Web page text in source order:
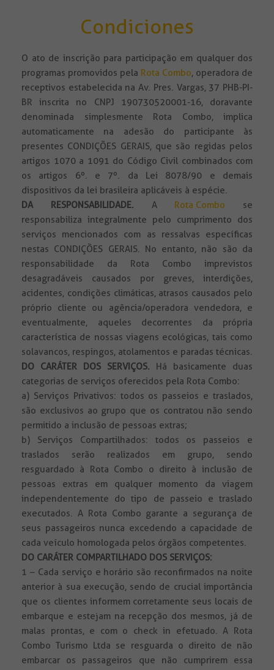
Condiciones
O ato de inscrição para participação em qualquer dos
programas promovidos pela Rota Combo, operadora de
receptivos estabelecida na Av. Pres. Vargas, 37 PHB-PI-
BR inscrita no CNPJ 190730520001-16, doravante
denominada simplesmente Rota Combo, implica
automaticamente na adesão do participante às
presentes CONDIÇÕES GERAIS, que são regidas pelos
artigos 1070 a 1091 do Código Civil combinados com
os artigos 6º. e 7º. da Lei 8078/90 e demais
dispositivos da lei brasileira aplicáveis à espécie.
DA RESPONSABILIDADE. A Rota Combo se
responsabiliza integralmente pelo cumprimento dos
serviços mencionados com as ressalvas específicas
nestas CONDIÇÕES GERAIS. No entanto, não são da
responsabilidade da Rota Combo imprevistos
desagradáveis causados por greves, interdições,
acidentes, condições climáticas, atrasos causados pelo
próprio cliente ou agência/operadora vendedora, e
eventualmente, aqueles decorrentes da própria
característica de nossas viagens ecológicas, tais como
solavancos, respingos, atolamentos e paradas técnicas.
DO CARÁTER DOS SERVIÇOS. Há basicamente duas
categorias de serviços oferecidos pela Rota Combo:
a) Serviços Privativos: todos os passeios e traslados,
são exclusivos ao grupo que os contratou não sendo
permitido a inclusão de pessoas extras;
b) Serviços Compartilhados: todos os passeios e
traslados serão realizados em grupo, sendo
resguardado à Rota Combo o direito à inclusão de
pessoas extras em qualquer momento da viagem
independentemente do tipo de passeio e traslado
executados. A Rota Combo garante a segurança de
seus passageiros nunca excedendo a capacidade de
cada veículo homologada pelos órgãos competentes.
DO CARÁTER COMPARTILHADO DOS SERVIÇOS:
1 – Cada serviço e horário são reconfirmados na noite
anterior à sua execução, sendo de crucial importância
que os clientes informem corretamente seus locais de
embarque e estejam na recepção dos mesmos, já de
malas prontas, e com o check in efetuado. A Rota
Combo Turismo Ltda se resguarda o direito de não
embarcar os passageiros que não cumprirem essa